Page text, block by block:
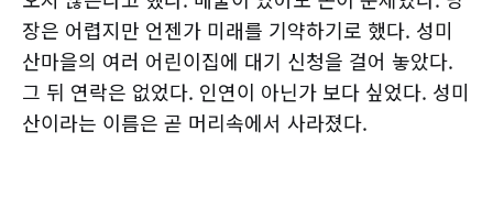
장은 어렵지만 언젠가 미래를 기약하기로 했다. 성미
산마을의 여러 어린이집에 대기 신청을 걸어 놓았다.
그 뒤 연락은 없었다. 인연이 아닌가 보다 싶었다. 성미
산이라는 이름은 곧 머리속에서 사라졌다.